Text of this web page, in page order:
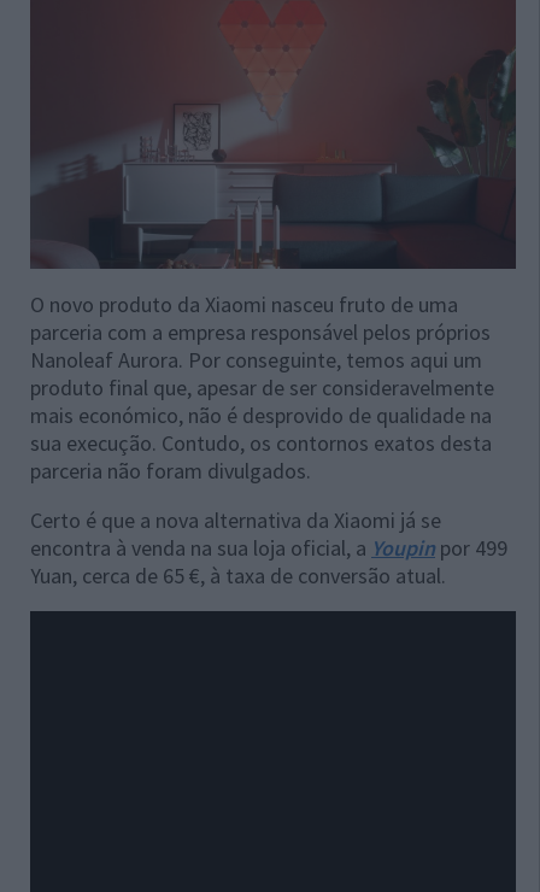
O novo produto da Xiaomi nasceu fruto de uma
parceria com a empresa responsável pelos próprios
Nanoleaf Aurora. Por conseguinte, temos aqui um
produto final que, apesar de ser consideravelmente
mais económico, não é desprovido de qualidade na
sua execução. Contudo, os contornos exatos desta
parceria não foram divulgados.
Certo é que a nova alternativa da Xiaomi já se
encontra à venda na sua loja oficial, a Youpin por 499
Yuan, cerca de 65 €, à taxa de conversão atual.